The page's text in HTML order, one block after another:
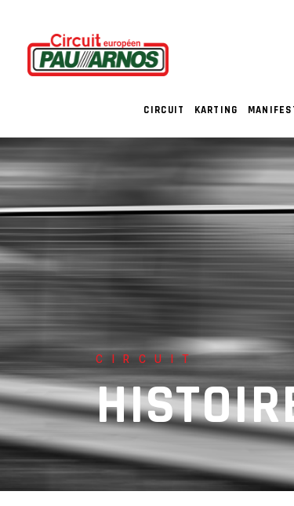
CIRCUIT KARTING
CIRCUIT